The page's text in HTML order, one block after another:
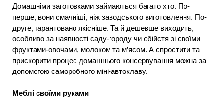
Домашніми заготовками займаються багато хто. По-
перше, вони смачніші, ніж заводського виготовлення. По-
друге, гарантовано якісніше. Та й дешевше виходить,
особливо за наявності саду-городу чи обійстя зі своїми
фруктами-овочами, молоком та м’ясом. А спростити та
прискорити процес домашнього консервування можна за
допомогою саморобного міні-автоклаву.
Меблі своїми руками